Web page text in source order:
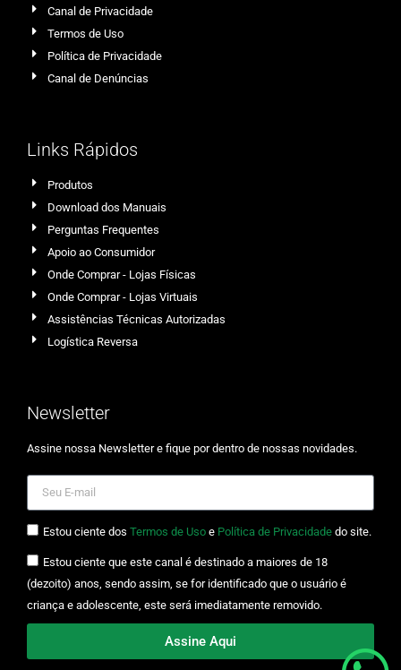
Canal de Privacidade
Termos de Uso
Política de Privacidade
Canal de Denúncias
Links Rápidos
Produtos
Download dos Manuais
Perguntas Frequentes
Apoio ao Consumidor
Onde Comprar - Lojas Físicas
Onde Comprar - Lojas Virtuais
Assistências Técnicas Autorizadas
Logística Reversa
Newsletter
Assine nossa Newsletter e fique por dentro de nossas novidades.
Estou ciente dos Termos de Uso e Política de Privacidade do site.
Estou ciente que este canal é destinado a maiores de 18
(dezoito) anos, sendo assim, se for identificado que o usuário é
criança e adolescente, este será imediatamente removido.
Assine Aqui